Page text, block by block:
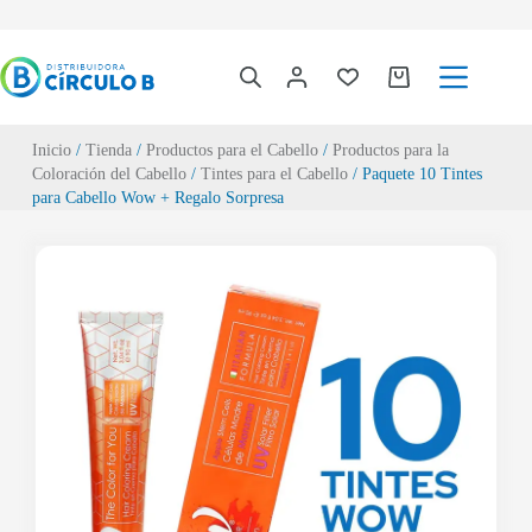
Inicio/ Tienda/ Productos para el Cabello/ Productos para la
Coloración del Cabello/ Tintes para el Cabello/ Paquete 10 Tintes
para Cabello Wow + Regalo Sorpresa